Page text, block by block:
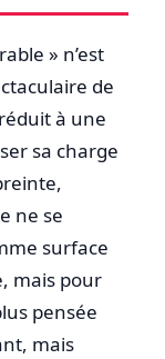
» n’est
de
à une
sa charge
ne se
surface
mais pour
pensée
mais